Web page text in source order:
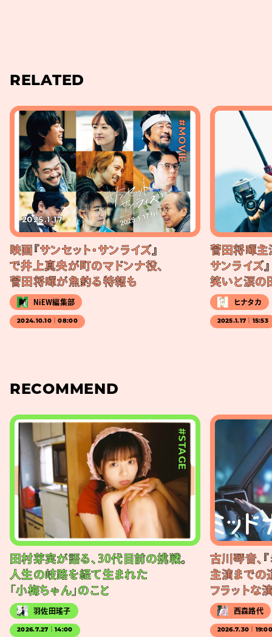
RELATED
#MOVIE
2025.1.17
映画『サンセット・サンライズ』
で井上真央が町のマドンナ役、
菅田将暉が魚釣る特報も
NiEW編集部
2024.10.10｜08:00
菅田将暉主
サンライズ
笑いと涙の
ヒナタカ
2025.1.17｜15:53
RECOMMEND
#STAGE
田村芽実が語る、30代目前の挑戦。
人生の岐路を経て生まれた
「小梅ちゃん」のこと
羽佐田瑤子
2026.7.27｜14:00
古川琴音、
主演までの
フラットな
西森路代
2026.7.30｜